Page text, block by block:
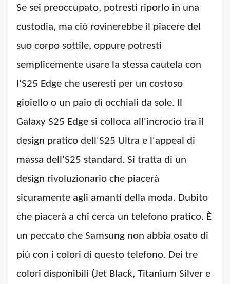
Se sei preoccupato, potresti riporlo in una
custodia, ma ciò rovinerebbe il piacere del
suo corpo sottile, oppure potresti
semplicemente usare la stessa cautela con
l'S25 Edge che useresti per un costoso
gioiello o un paio di occhiali da sole. Il
Galaxy S25 Edge si colloca all'incrocio tra il
design pratico dell'S25 Ultra e l'appeal di
massa dell'S25 standard. Si tratta di un
design rivoluzionario che piacerà
sicuramente agli amanti della moda. Dubito
che piacerà a chi cerca un telefono pratico. È
un peccato che Samsung non abbia osato di
più con i colori di questo telefono. Dei tre
colori disponibili (Jet Black, Titanium Silver e